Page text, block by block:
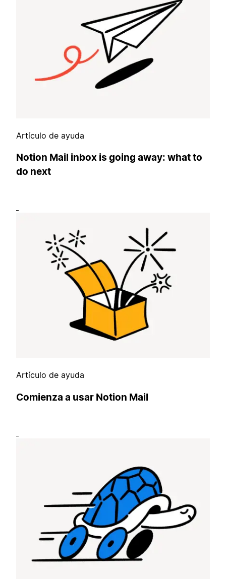
Artículo de ayuda
Notion Mail inbox is going away: what to
do next
Artículo de ayuda
Comienza a usar Notion Mail